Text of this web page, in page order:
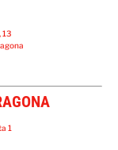
13
1